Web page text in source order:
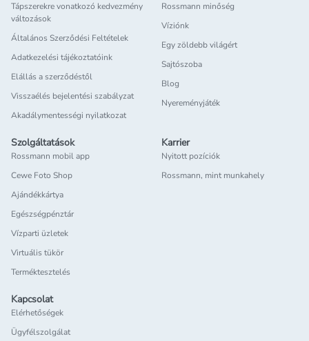
Tápszerekre vonatkozó kedvezmény
változások
Általános Szerződési Feltételek
Adatkezelési tájékoztatóink
Elállás a szerződéstől
Visszaélés bejelentési szabályzat
Akadálymentességi nyilatkozat
Rossmann minőség
Víziónk
Egy zöldebb világért
Sajtószoba
Blog
Nyereményjáték
Szolgáltatások
Rossmann mobil app
Cewe Foto Shop
Ajándékkártya
Egészségpénztár
Vízparti üzletek
Virtuális tükör
Terméktesztelés
Karrier
Nyitott pozíciók
Rossmann, mint munkahely
Kapcsolat
Elérhetőségek
Ügyfélszolgálat